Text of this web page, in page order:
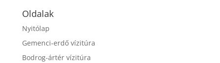
Oldalak
Nyitólap
Gemenci-erdő vízitúra
Bodrog-ártér vízitúra